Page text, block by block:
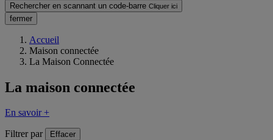
Rechercher en scannant un code-barre Cliquer ici
fermer
Accueil
Maison connectée
La Maison Connectée
La maison connectée
En savoir +
Filtrer par Effacer